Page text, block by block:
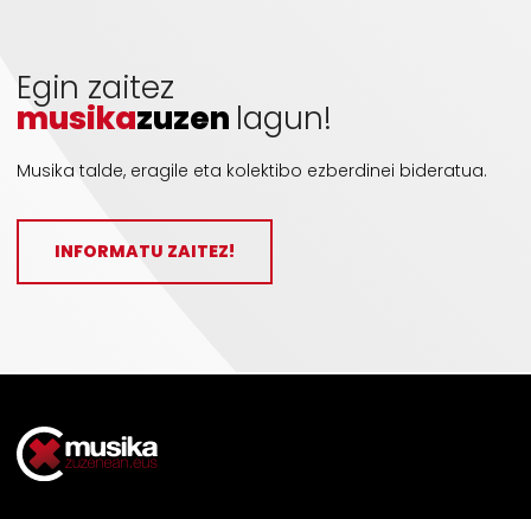
Egin zaitez
musikazuzen lagun!
Musika talde, eragile eta kolektibo ezberdinei bideratua.
INFORMATU ZAITEZ!